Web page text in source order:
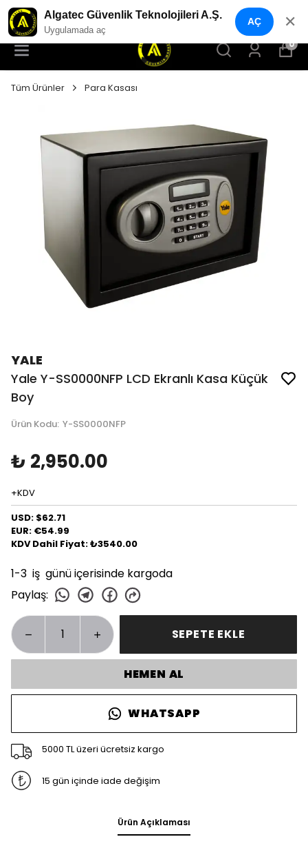
YENI NESIL GÜVENLIK GEÇIŞ SISTEMLERI
0
Tüm Ürünler Para Kasası
YALE
Yale Y-SS0000NFP LCD Ekranlı Kasa Küçük
Boy
Ürün Kodu: Y-SS0000NFP
₺ 2,950.00
+KDV
USD: $62.71
EUR: €54.99
KDV Dahil Fiyat: ₺3540.00
1-3 iş günü içerisinde kargoda
Paylaş:
SEPETE EKLE
HEMEN AL
WHATSAPP
5000 TL üzeri ücretsiz kargo
15 gün içinde iade değişim
Ürün Açıklaması
Algatec Güvenlik Teknolojileri A.Ş.
Uygulamada aç
AÇ ✕